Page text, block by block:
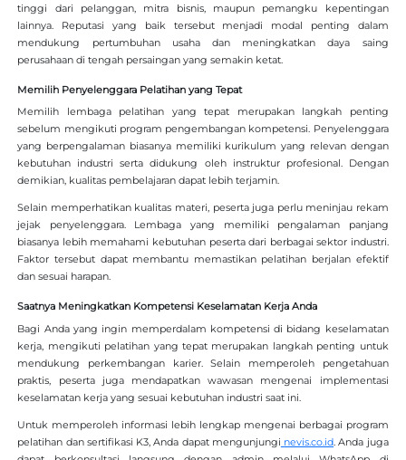
tinggi dari pelanggan, mitra bisnis, maupun pemangku kepentingan
lainnya. Reputasi yang baik tersebut menjadi modal penting dalam
mendukung pertumbuhan usaha dan meningkatkan daya saing
perusahaan di tengah persaingan yang semakin ketat.
Memilih Penyelenggara Pelatihan yang Tepat
Memilih lembaga pelatihan yang tepat merupakan langkah penting
sebelum mengikuti program pengembangan kompetensi. Penyelenggara
yang berpengalaman biasanya memiliki kurikulum yang relevan dengan
kebutuhan industri serta didukung oleh instruktur profesional. Dengan
demikian, kualitas pembelajaran dapat lebih terjamin.
Selain memperhatikan kualitas materi, peserta juga perlu meninjau rekam
jejak penyelenggara. Lembaga yang memiliki pengalaman panjang
biasanya lebih memahami kebutuhan peserta dari berbagai sektor industri.
Faktor tersebut dapat membantu memastikan pelatihan berjalan efektif
dan sesuai harapan.
Saatnya Meningkatkan Kompetensi Keselamatan Kerja Anda
Bagi Anda yang ingin memperdalam kompetensi di bidang keselamatan
kerja, mengikuti pelatihan yang tepat merupakan langkah penting untuk
mendukung perkembangan karier. Selain memperoleh pengetahuan
praktis, peserta juga mendapatkan wawasan mengenai implementasi
keselamatan kerja yang sesuai kebutuhan industri saat ini.
Untuk memperoleh informasi lebih lengkap mengenai berbagai program
pelatihan dan sertifikasi K3, Anda dapat mengunjungi nevis.co.id . Anda juga